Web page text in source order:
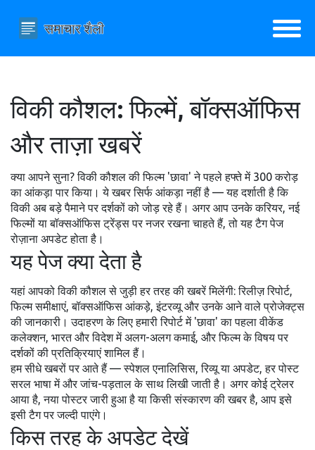
विकी कौशल: फिल्में, बॉक्सऑफिस
और ताज़ा खबरें
क्या आपने सुना? विकी कौशल की फिल्म 'छावा' ने पहले हफ्ते में 300 करोड़
का आंकड़ा पार किया। ये खबर सिर्फ आंकड़ा नहीं है — यह दर्शाती है कि
विकी अब बड़े पैमाने पर दर्शकों को जोड़ रहे हैं। अगर आप उनके करियर, नई
फिल्मों या बॉक्सऑफिस ट्रेंड्स पर नजर रखना चाहते हैं, तो यह टैग पेज
रोज़ाना अपडेट होता है।
यह पेज क्या देता है
यहां आपको विकी कौशल से जुड़ी हर तरह की खबरें मिलेंगी: रिलीज़ रिपोर्ट,
फिल्म समीक्षाएं, बॉक्सऑफिस आंकड़े, इंटरव्यू और उनके आने वाले प्रोजेक्ट्स
की जानकारी। उदाहरण के लिए हमारी रिपोर्ट में 'छावा' का पहला वीकेंड
कलेक्शन, भारत और विदेश में अलग-अलग कमाई, और फिल्म के विषय पर
दर्शकों की प्रतिक्रियाएं शामिल हैं।
हम सीधे खबरों पर आते हैं — स्पेशल एनालिसिस, रिव्यू या अपडेट, हर पोस्ट
सरल भाषा में और जांच-पड़ताल के साथ लिखी जाती है। अगर कोई ट्रेलर
आया है, नया पोस्टर जारी हुआ है या किसी संस्‍कारण की खबर है, आप इसे
इसी टैग पर जल्दी पाएंगे।
किस तरह के अपडेट देखें